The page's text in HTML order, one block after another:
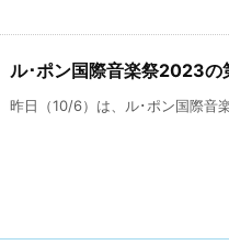
ル･ポン国際音楽祭2023
昨日（10/6）は、ル･ポン国際音